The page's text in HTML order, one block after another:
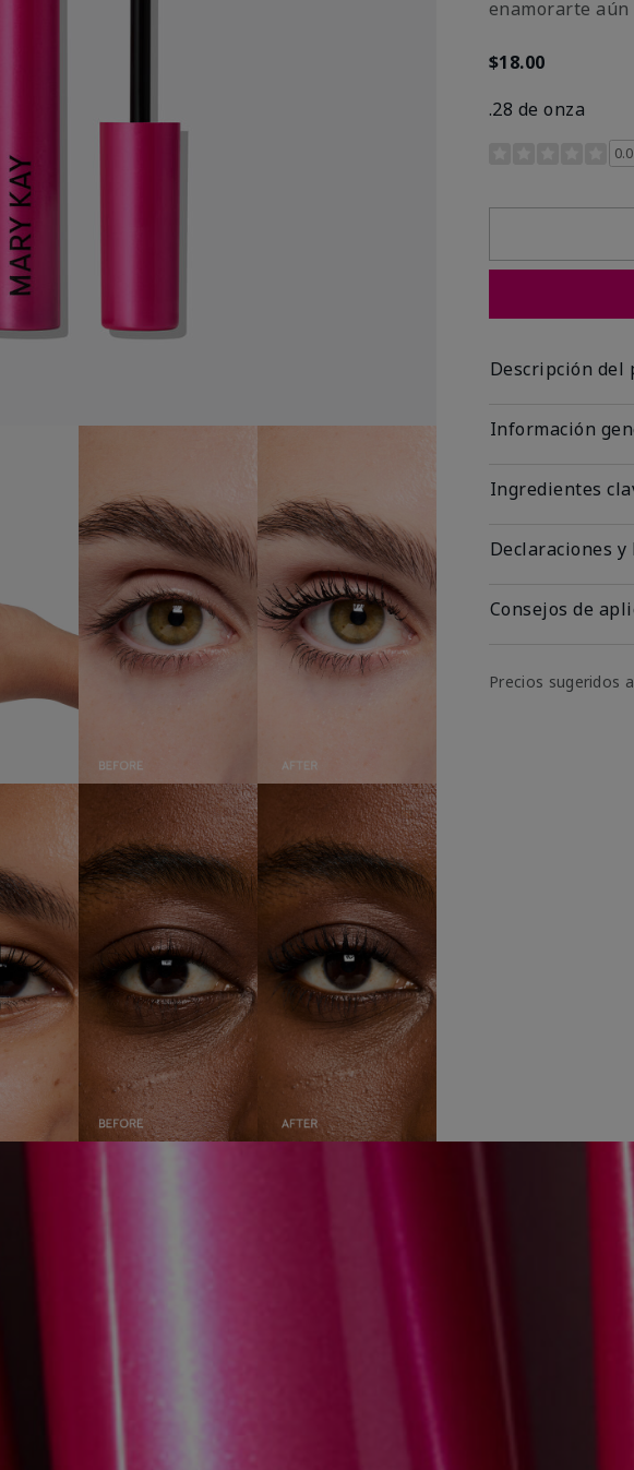
enamorarte aún
$18.00
.28 de onza
Calificación de 0.0
Descripción del
Información
Ingredientes
Declaraciones
Consejos de
Precios sugeridos